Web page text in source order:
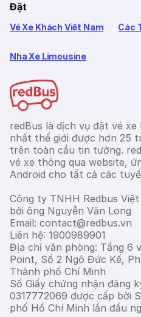
Đặt
Vé Xe Khách Việt Nam Các
Nha Xe Limousine
redBus là dịch vụ đặt vé
nhất thế giới được hơn 25
trên toàn cầu tin tưởng.
vé xe thông qua website,
Android cho tất cả các
Công ty TNHH Redbus
bởi ông Nguyễn Văn Long
Email: contact@redbus.vn
Liên hệ: 1900989901
Địa chỉ văn phòng: Tầng 6
Point, Số 2 Ngô Đức Kế,
Thành phố Chí Minh
Số Giấy chứng nhận đăng
0317772069 được cấp bởi
phố Hồ Chí Minh lần đầu